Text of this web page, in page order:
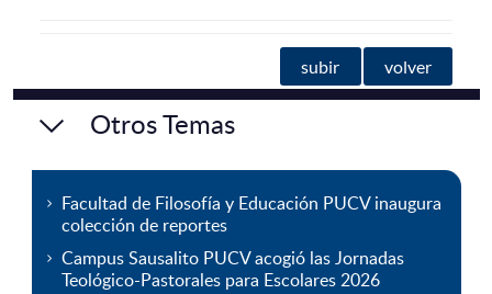
subir volver
Otros Temas
Facultad de Filosofía y Educación PUCV inaugura
colección de reportes
Campus Sausalito PUCV acogió las Jornadas
Teológico-Pastorales para Escolares 2026